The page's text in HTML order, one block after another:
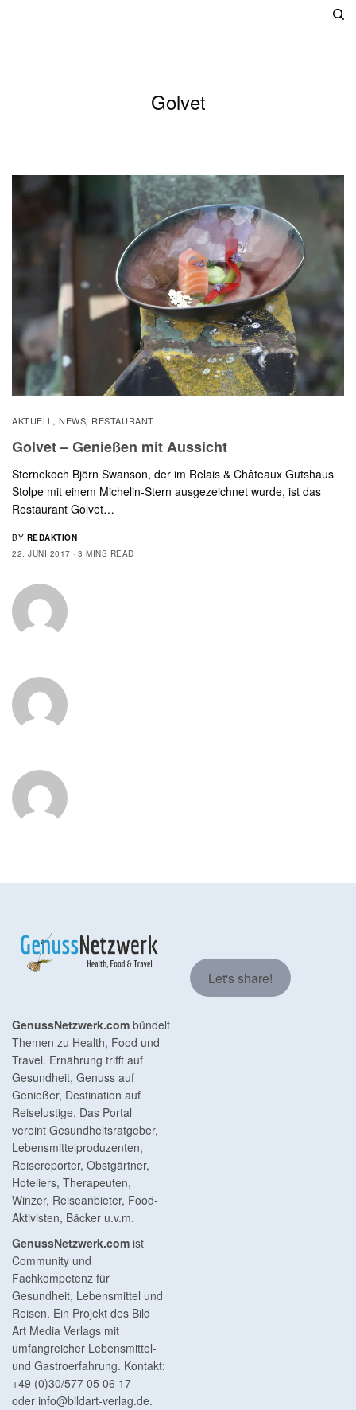
Golvet
AKTUELL, NEWS, RESTAURANT
Golvet – Genießen mit Aussicht
Sternekoch Björn Swanson, der im Relais & Châteaux Gutshaus
Stolpe mit einem Michelin-Stern ausgezeichnet wurde, ist das
Restaurant Golvet…
BY REDAKTION
22. JUNI 2017
3 MINS READ
GenussNetzwerk.com bündelt
Themen zu Health, Food und
Travel. Ernährung trifft auf
Gesundheit, Genuss auf
Genießer, Destination auf
Reiselustige. Das Portal
vereint Gesundheitsratgeber,
Lebensmittelproduzenten,
Reisereporter, Obstgärtner,
Hoteliers, Therapeuten,
Winzer, Reiseanbieter, Food-
Aktivisten, Bäcker u.v.m.
GenussNetzwerk.com ist
Community und
Fachkompetenz für
Gesundheit, Lebensmittel und
Reisen. Ein Projekt des Bild
Art Media Verlags mit
umfangreicher Lebensmittel-
und Gastroerfahrung. Kontakt:
+49 (0)30/577 05 06 17
oder info@bildart-verlag.de.
Let's share!